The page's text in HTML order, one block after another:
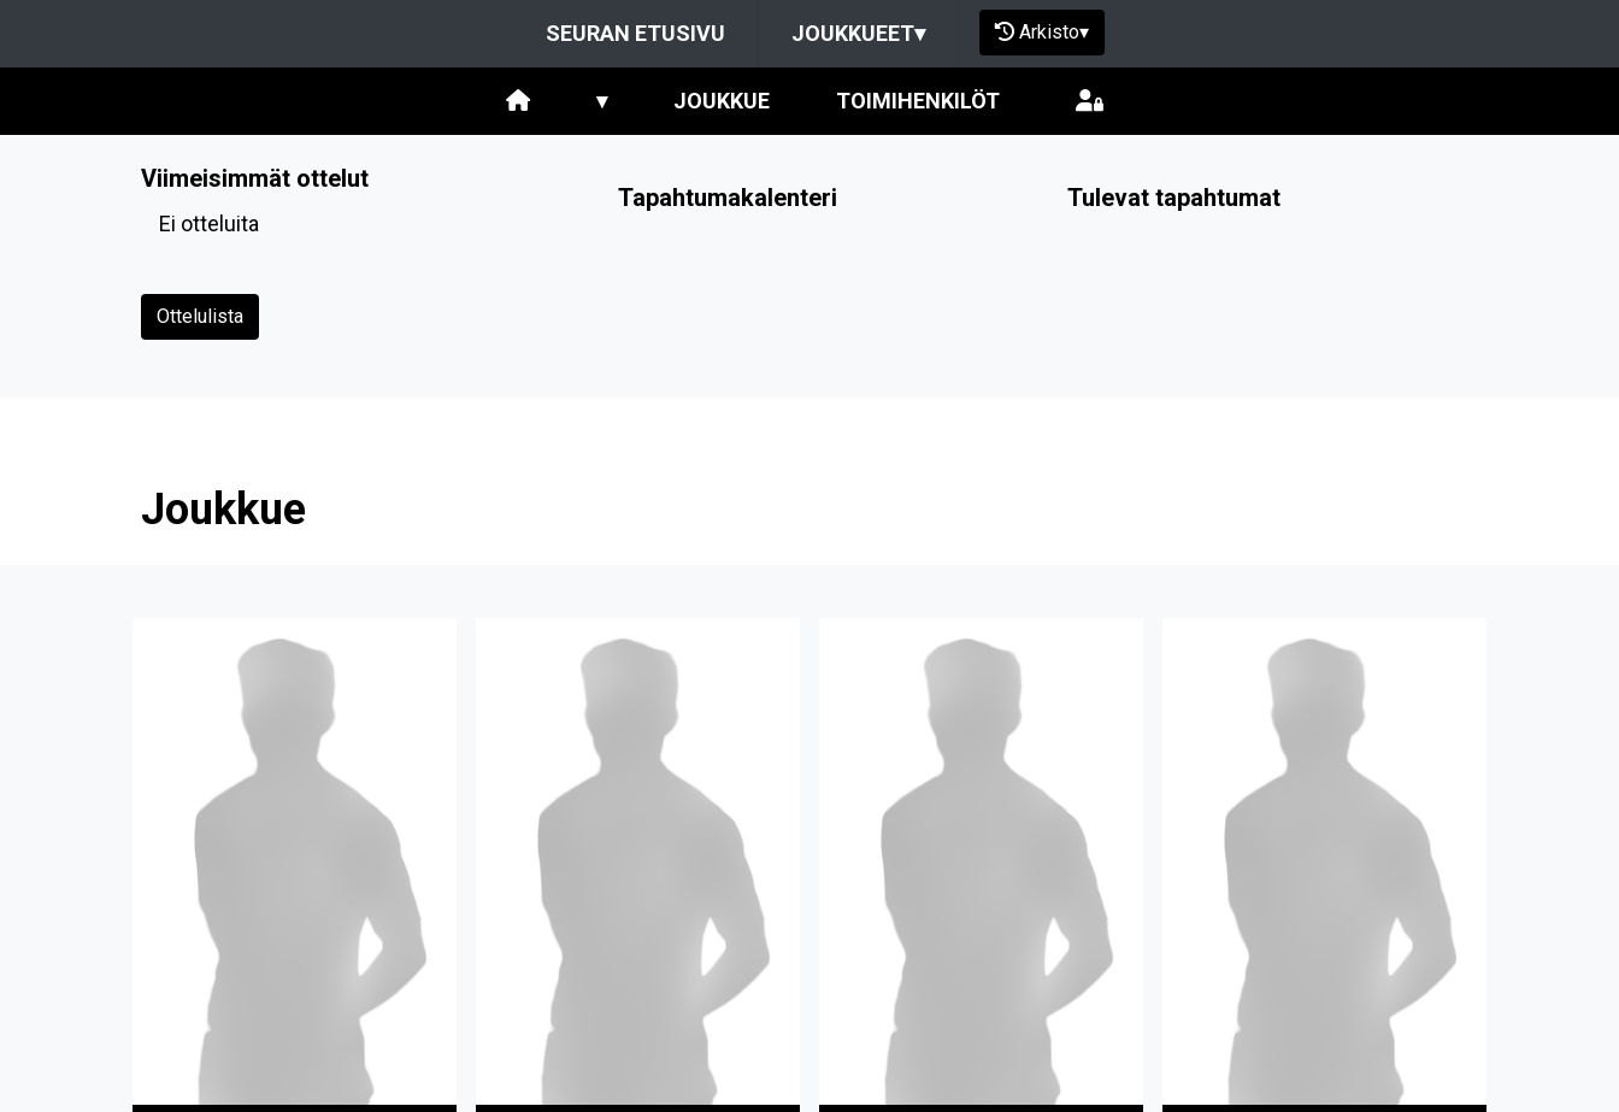
SEURAN ETUSIVU JOUKKUEET▾ Arkisto▾
▾ JOUKKUE TOIMIHENKILÖT
Viimeisimmät ottelut
Ei otteluita
Ottelulista
Tapahtumakalenteri Tulevat tapahtumat
Joukkue